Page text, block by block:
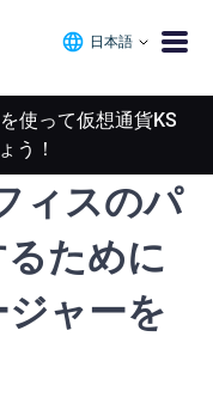
日本語
使って仮想通貨KS
う！
ィスのパ
ために
ャーを